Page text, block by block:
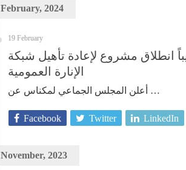
February, 2024
19 February
انطلاق مشروع لإعادة تأهيل شبكة
الإنارة العمومية
أعلن المجلس الجماعي لمكناس عن …
Facebook Twitter LinkedIn
November, 2023